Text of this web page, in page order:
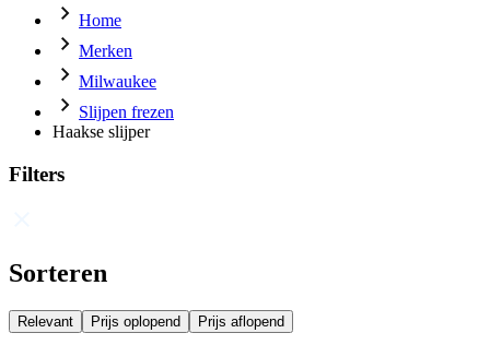
Home
Merken
Milwaukee
Slijpen frezen
Haakse slijper
Filters
Sorteren
Relevant Prijs oplopend Prijs aflopend